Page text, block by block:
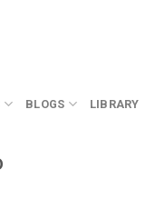
BLOGS LIBRARY